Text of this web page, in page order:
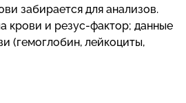
забирается для анализов.
крови и резус-фактор; данные
(гемоглобин, лейкоциты,